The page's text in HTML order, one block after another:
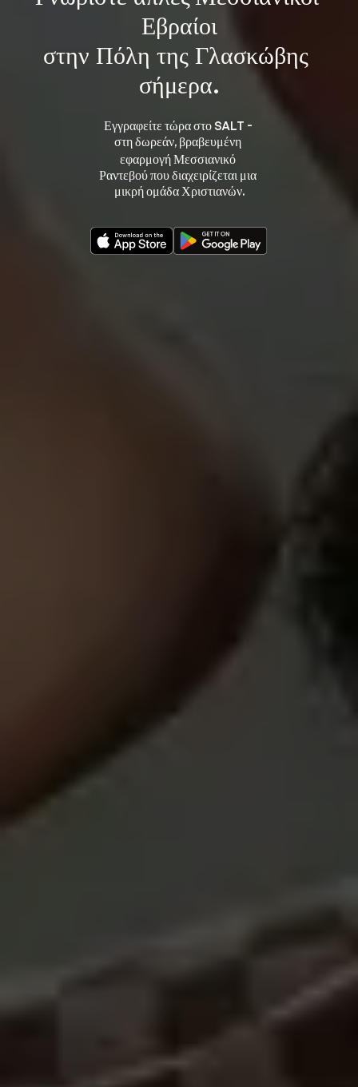
Εβραίοι
στην Πόλη της Γλασκώβης
σήμερα.
Εγγραφείτε τώρα στο SALT -
στη δωρεάν, βραβευμένη
εφαρμογή Μεσσιανικό
Ραντεβού που διαχειρίζεται μια
μικρή ομάδα Χριστιανών.